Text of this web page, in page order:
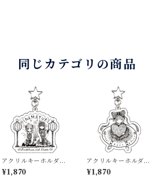
同じカテゴリの商品
アクリルキーホルダー
ひな祭り 小
¥1,870
アクリルキーホルダー
¥1,870